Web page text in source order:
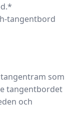
tangentbord
som
tangentbordet
och